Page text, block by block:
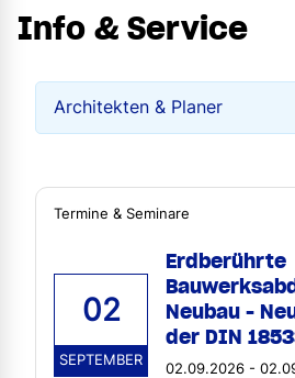
Info & Service
Termine & Seminare
02
SEPTEMBER
Erdberührte
Neubau -
der DIN
02.09.2026 -